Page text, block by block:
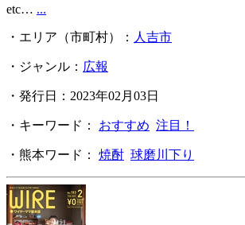
etc… ...
・エリア（市町村）： 人吉市
・ジャンル： 広報
・発行日：2023年02月03日
・キーワード： おすすめ 注目！
・熊本ワード： 焼酎 球磨川下り